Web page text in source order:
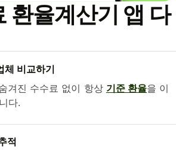
환율계산기 앱 다
체 비교하기
겨진 수수료 없이 항상 기준 환율을 이
다.
적